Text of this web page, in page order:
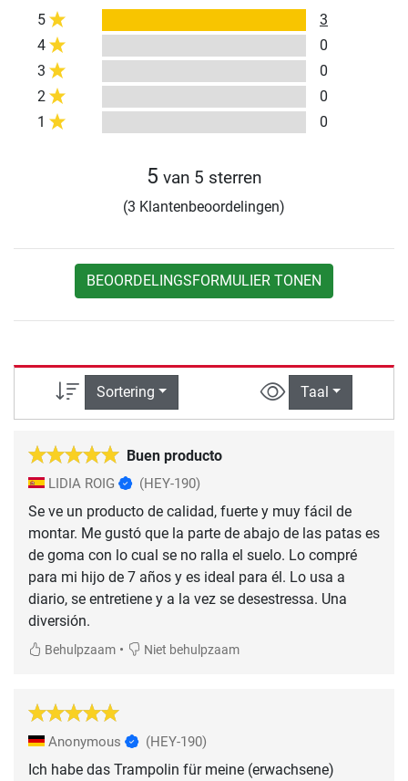
5
3
4
0
3
0
2
0
1
0
5 van 5 sterren
(3 Klantenbeoordelingen)
BEOORDELINGSFORMULIER TONEN
Sortering Taal
Buen producto
LIDIA ROIG (HEY-190)
Se ve un producto de calidad, fuerte y muy fácil de
montar. Me gustó que la parte de abajo de las patas es
de goma con lo cual se no ralla el suelo. Lo compré
para mi hijo de 7 años y es ideal para él. Lo usa a
diario, se entretiene y a la vez se desestressa. Una
Behulpzaam • Niet behulpzaam
Anonymous (HEY-190)
Ich habe das Trampolin für meine (erwachsene)